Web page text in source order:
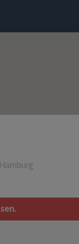
Hamburg